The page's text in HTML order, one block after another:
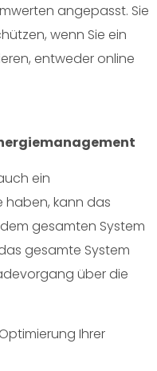
angepasst. Sie
wenn Sie ein
entweder online
ein
haben, kann das
gesamten System
gesamte System
über die
Ihrer